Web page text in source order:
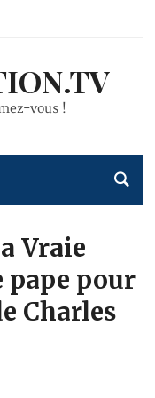
vous !
Vraie
pour
Charles